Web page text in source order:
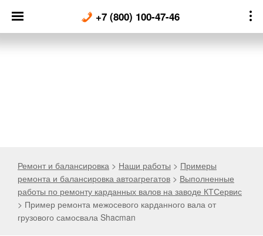
content
+7 (800) 100-47-46
Ремонт и балансировка > Наши работы > Примеры
ремонта и балансировка автоагрегатов > Выполненные
работы по ремонту карданных валов на заводе КТСервис
> Пример ремонта межосевого карданного вала от
грузового самосвала Shacman